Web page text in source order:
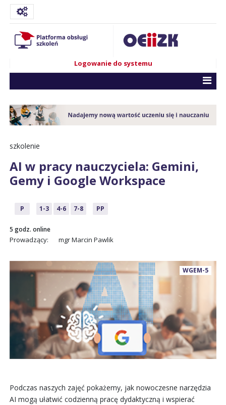
Logowanie do systemu
szkolenie
AI w pracy nauczyciela: Gemini,
Gemy i Google Workspace
P 1-3 4-6 7-8 PP
5 godz. online
Prowadzący: mgr Marcin Pawlik
WGEM-5
Podczas naszych zajęć pokażemy, jak nowoczesne narzędzia
AI mogą ułatwić codzienną pracę dydaktyczną i wspierać